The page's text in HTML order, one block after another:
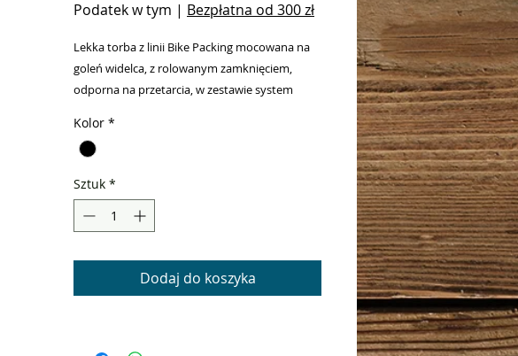
Podatek w tym | Bezpłatna od 300 zł
Lekka torba z linii Bike Packing mocowana na
goleń widelca, z rolowanym zamknięciem,
odporna na przetarcia, w zestawie system
montażu i demontażu. Mocowanie torby
możliwe jest do widelców z otworami pod
mocowania błotników lub do rurek o stałej
średnicy Ø30-42 mm (większość goleni
Wyposażona w odblaski 3M.
materiał: PS21/PS33
Kolor *
Sztuk *
Dodaj do koszyka